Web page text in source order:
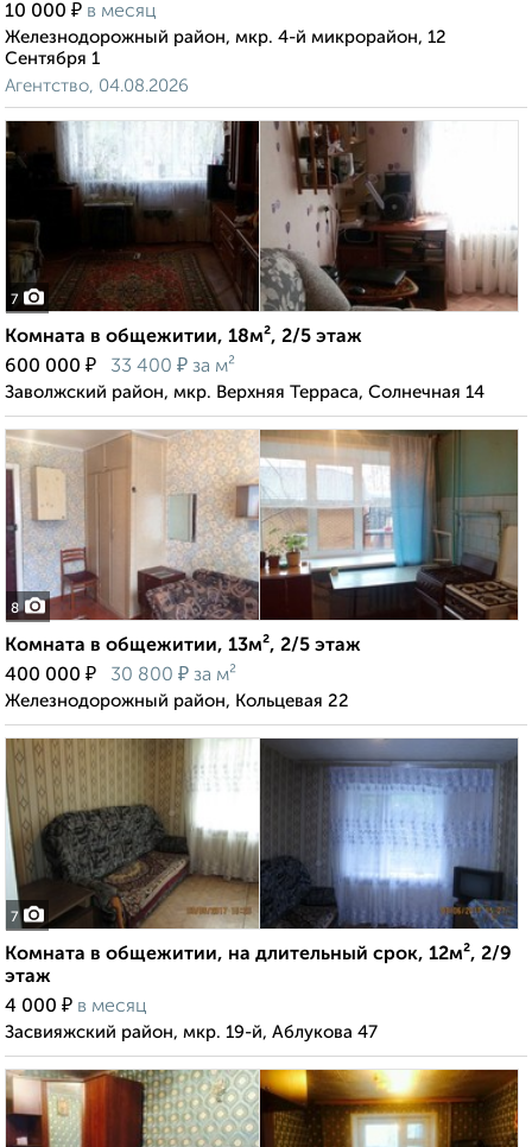
10 000 ₽ в месяц
Железнодорожный район, мкр. 4-й микрорайон, 12
Сентября 1
Агентство, 04.08.2026
7
Комната в общежитии, 18м², 2/5 этаж
600 000 ₽ 33 400 ₽ за м²
Заволжский район, мкр. Верхняя Терраса, Солнечная 14
8
Комната в общежитии, 13м², 2/5 этаж
400 000 ₽ 30 800 ₽ за м²
Железнодорожный район, Кольцевая 22
7
Комната в общежитии, на длительный срок, 12м², 2/9
этаж
4 000 ₽ в месяц
Засвияжский район, мкр. 19-й, Аблукова 47